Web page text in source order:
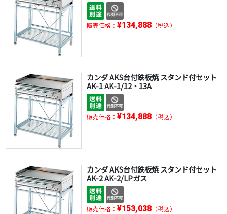
販売価格： ¥134,888（税込）
カンダ AKS台付鉄板焼 スタンド付セット
AK-1 AK-1/12・13A
販売価格： ¥134,888（税込）
カンダ AKS台付鉄板焼 スタンド付セット
AK-2 AK-2/LPガス
販売価格： ¥153,038（税込）